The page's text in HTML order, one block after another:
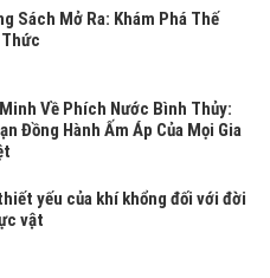
Sách Mở Ra: Khám Phá Thế
Về Phích Nước Bình Thủy:
Đồng Hành Ấm Áp Của Mọi Gia
yếu của khí khổng đối với đời
vật